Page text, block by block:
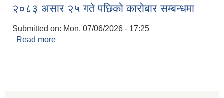
२०८३ असार २५ गते पछिको कारोबार सम्बन्धमा
Submitted on: Mon, 07/06/2026 - 17:25
Read more